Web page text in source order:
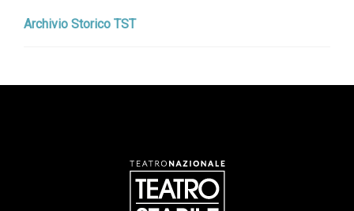
Archivio Storico TST